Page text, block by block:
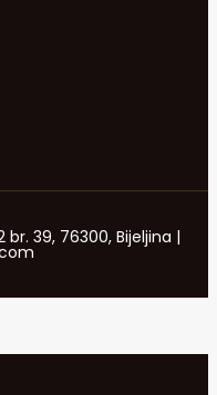
br. 39, 76300, Bijeljina |